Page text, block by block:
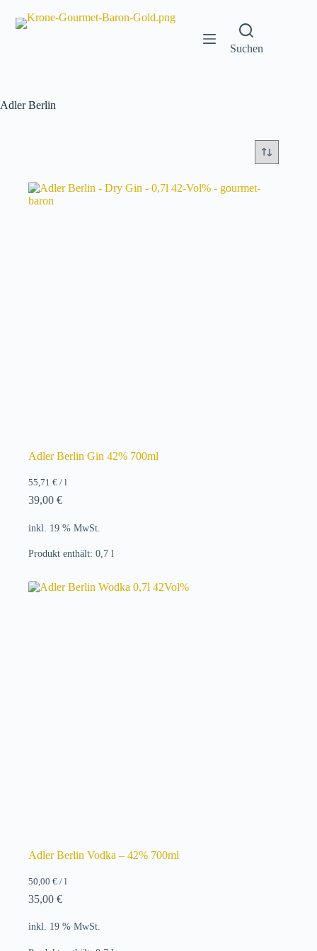
Inhalt
springen
Suchen
Adler Berlin
Adler Berlin Gin 42% 700ml
55,71 € / l
39,00 €
inkl. 19 % MwSt.
Produkt enthält: 0,7 l
Adler Berlin Vodka – 42% 700ml
50,00 € / l
35,00 €
inkl. 19 % MwSt.